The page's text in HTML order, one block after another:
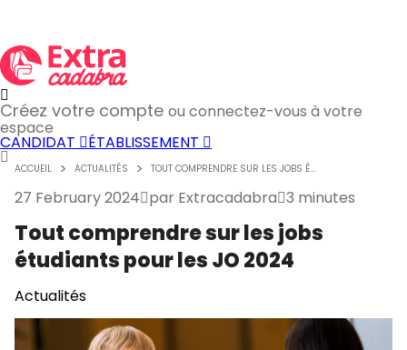
Créez votre compte ou connectez-vous à votre
espace
CANDIDAT ÉTABLISSEMENT
ACCUEIL ACTUALITÉS TOUT COMPRENDRE SUR LES JOBS É...
27 February 2024 par Extracadabra 3 minutes
Tout comprendre sur les jobs
étudiants pour les JO 2024
Actualités